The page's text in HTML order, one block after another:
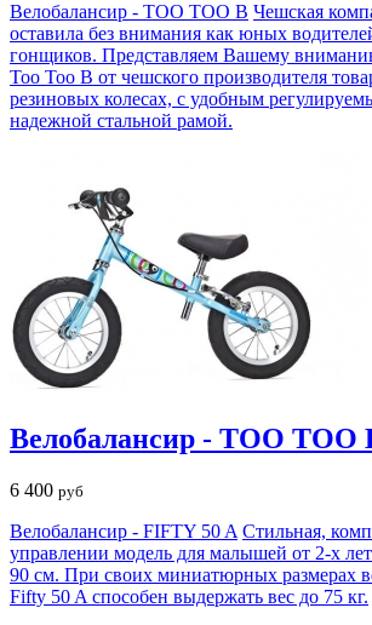
Велобалансир - TOO TOO B Чешская
оставила без внимания как юных
гонщиков. Представляем Вашему
Too Too B от чешского производителя
резиновых колесах, с удобным
надежной стальной рамой.
Велобалансир - TOO TOO
6 400 руб
Велобалансир - FIFTY 50 A Стильная,
управлении модель для малышей от 2-х
90 см. При своих миниатюрных размерах
Fifty 50 A способен выдержать вес до 75 кг.